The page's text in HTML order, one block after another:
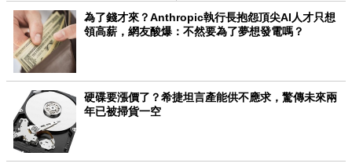
為了錢才來？Anthropic執行長抱怨頂尖AI人才只想
領高薪，網友酸爆：不然要為了夢想發電嗎？
硬碟要漲價了？希捷坦言產能供不應求，驚傳未來兩
年已被掃貨一空